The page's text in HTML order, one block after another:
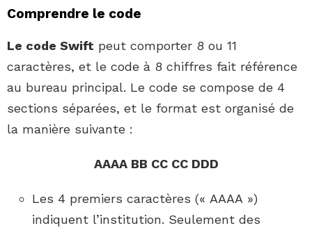
Comprendre le code
Le code Swift peut comporter 8 ou 11
caractères, et le code à 8 chiffres fait référence
au bureau principal. Le code se compose de 4
sections séparées, et le format est organisé de
la manière suivante :
AAAA BB CC CC DDD
Les 4 premiers caractères (« AAAA »)
indiquent l’institution. Seulement des